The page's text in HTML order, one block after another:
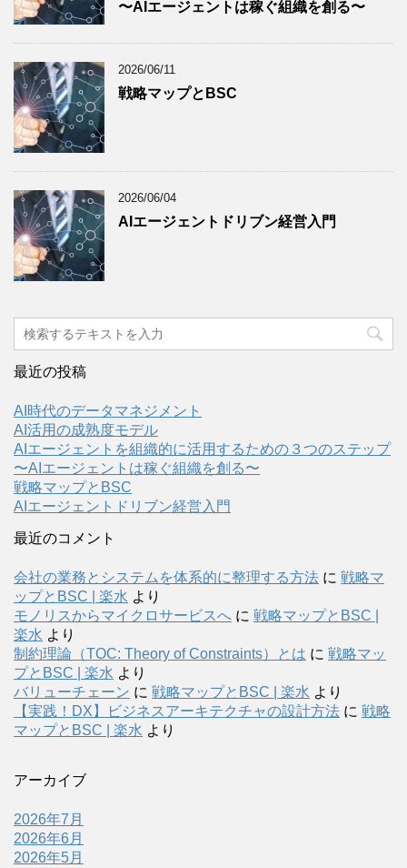
〜AIエージェントは稼ぐ組織を創る〜
2026/06/11
戦略マップとBSC
2026/06/04
AIエージェントドリブン経営入門
最近の投稿
AI時代のデータマネジメント
AI活用の成熟度モデル
AIエージェントを組織的に活用するための３つのステップ
〜AIエージェントは稼ぐ組織を創る〜
戦略マップとBSC
AIエージェントドリブン経営入門
最近のコメント
会社の業務とシステムを体系的に整理する方法 に 戦略マ
ップとBSC | 楽水 より
モノリスからマイクロサービスへ に 戦略マップとBSC |
楽水 より
制約理論（TOC: Theory of Constraints）とは に 戦略マッ
プとBSC | 楽水 より
バリューチェーン に 戦略マップとBSC | 楽水 より
【実践！DX】ビジネスアーキテクチャの設計方法 に 戦略
マップとBSC | 楽水 より
アーカイブ
2026年7月
2026年6月
2026年5月